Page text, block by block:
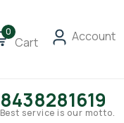
0
Cart Account
8438281619
Best service is our motto.